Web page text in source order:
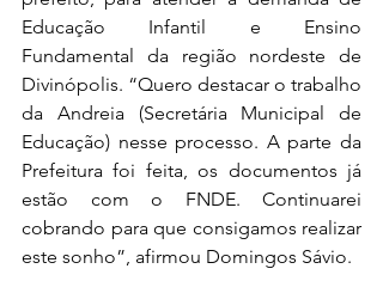
Educação Infantil e Ensino
Fundamental da região nordeste de
Divinópolis. “Quero destacar o trabalho
da Andreia (Secretária Municipal de
Educação) nesse processo. A parte da
Prefeitura foi feita, os documentos já
estão com o FNDE. Continuarei
cobrando para que consigamos realizar
este sonho”, afirmou Domingos Sávio.